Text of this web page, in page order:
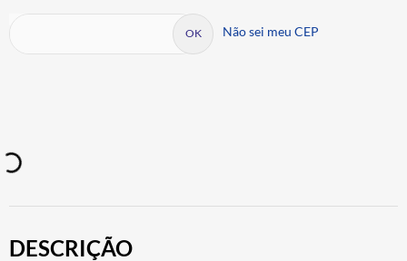
Não sei meu CEP
DESCRIÇÃO